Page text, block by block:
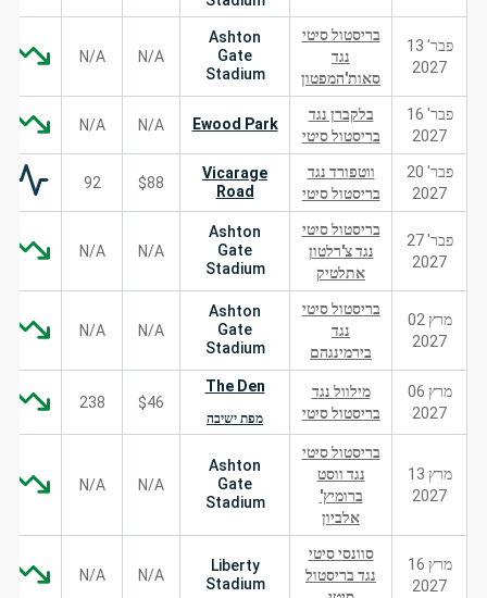
פבר' 13
2027
בריסטול סיטי
נגד
סאות'המפטון
Ashton
Gate
Stadium
N/A
N/A
פבר' 16
2027
בלקברן נגד
בריסטול סיטי
Ewood Park
N/A
N/A
פבר' 20
2027
ווטפורד נגד
בריסטול סיטי
Vicarage
Road
$88
92
פבר' 27
2027
בריסטול סיטי
נגד צ'רלטון
אתלטיק
Ashton
Gate
Stadium
N/A
N/A
מרץ 02
2027
בריסטול סיטי
נגד
בירמינגהם
Ashton
Gate
Stadium
N/A
N/A
מרץ 06
2027
מילוול נגד
בריסטול סיטי
The Den
מפת ישיבה
$46
238
מרץ 13
2027
בריסטול סיטי
נגד ווסט
ברומיץ'
אלביון
Ashton
Gate
Stadium
N/A
N/A
מרץ 16
2027
סוונסי סיטי
נגד בריסטול
Liberty
Stadium
N/A
N/A